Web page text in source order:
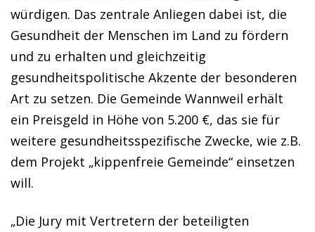
würdigen. Das zentrale Anliegen dabei ist, die
Gesundheit der Menschen im Land zu fördern
und zu erhalten und gleichzeitig
gesundheitspolitische Akzente der besonderen
Art zu setzen. Die Gemeinde Wannweil erhält
ein Preisgeld in Höhe von 5.200 €, das sie für
weitere gesundheitsspezifische Zwecke, wie z.B.
dem Projekt „kippenfreie Gemeinde“ einsetzen
will.
„Die Jury mit Vertretern der beteiligten